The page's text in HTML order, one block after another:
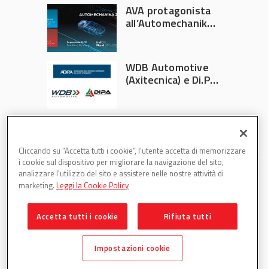
AVA protagonista
all’Automechanika
WDB Automotive
(Axitecnica) e Di.Pa.
Partsweb è una testata di DBInformation Spa P.IVA
09293820156
Centro Direzionale – Strada 4, Palazzo A, Scala 2 – 20057
Cliccando su “Accetta tutti i cookie”, l'utente accetta di memorizzare
i cookie sul dispositivo per migliorare la navigazione del sito,
analizzare l'utilizzo del sito e assistere nelle nostre attività di
marketing. Leggi la Cookie Policy
Accetta tutti i cookie Rifiuta tutti
Impostazioni cookie